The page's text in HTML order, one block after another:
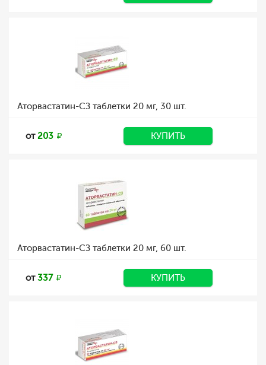
Аторвастатин-СЗ таблетки 20 мг, 30 шт.
от203 КУПИТЬ
Аторвастатин-СЗ таблетки 20 мг, 60 шт.
от337 КУПИТЬ